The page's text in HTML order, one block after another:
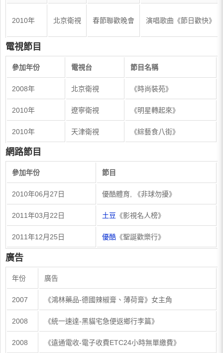
2010年 北京衛視 春節聯歡晚會 演唱歌曲《節日歡快》
電視節目
參加年份 電視台 節目名稱
​2008年 ​北京衛視 ​《時尚裝苑》
​2010年 ​遼寧衛視 ​《明星轉起來》
​2010年 ​天津衛視 ​《綜藝食八街》
網路節目
參加年份 節目
​2010年06月27日 ​優酷體育, 《非球勿擾》
​2011年03月22日 土豆 《影視名人榜》
​2011年12月25日 優酷 《聖誕歡樂行》
廣告
​年份 廣告​
​2007 ​《鴻林藥品-德國辣椒膏、薄荷膏》女主角
​2008 ​《統一速達-黑貓宅急便返鄉行李篇》
​2008 ​《遠通電收-電子收費ETC24小時無單繳費》